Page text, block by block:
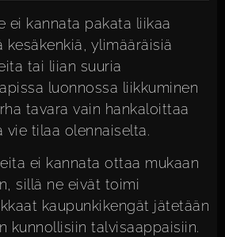
ei kannata pakata liikaa
ylimääräisiä
tai liian suuria
luonnossa liikkuminen
tavara vain hankaloittaa
vie tilaa olennaiselta.
ei kannata ottaa mukaan
sillä ne eivät toimi
kaupunkikengät jätetään
kunnollisiin talvisaappaisiin.